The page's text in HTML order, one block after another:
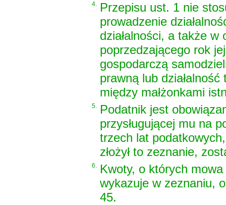
4. Przepisu ust. 1 nie
prowadzenie
działalności, a także
poprzedzającego rok
gospodarczą
prawną lub działalność
między małżonkami
5. Podatnik jest
przysługującej mu na
trzech lat
złożył to zeznanie,
6. Kwoty, o których
wykazuje w zeznaniu,
45.